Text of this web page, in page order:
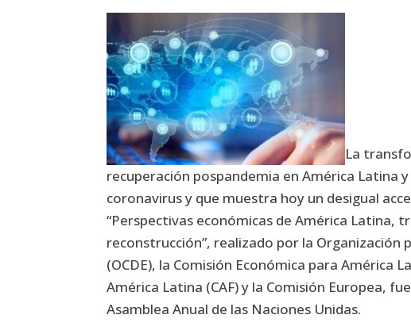
La
recuperación pospandemia en América Latina
coronavirus y que muestra hoy un desigual
“Perspectivas económicas de América
reconstrucción”, realizado por la Organización
(OCDE), la Comisión Económica para América
América Latina (CAF) y la Comisión Europea,
Asamblea Anual de las Naciones Unidas.